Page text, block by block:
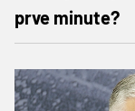
prve minute?